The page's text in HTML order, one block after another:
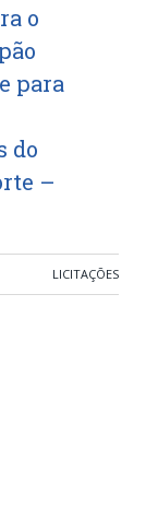
o
para
do
–
LICITAÇÕES